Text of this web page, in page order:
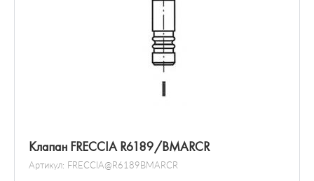
Клапан FRECCIA R6189/BMARCR
Артикул: FRECCIA@R6189BMARCR